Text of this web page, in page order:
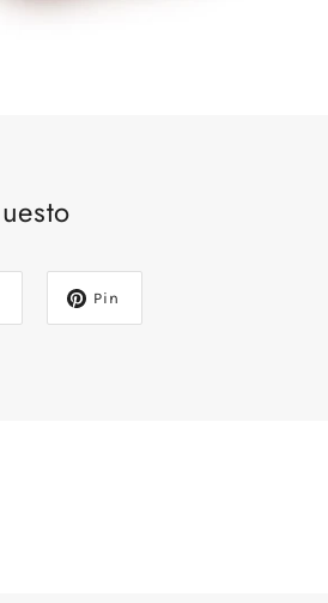
Pin